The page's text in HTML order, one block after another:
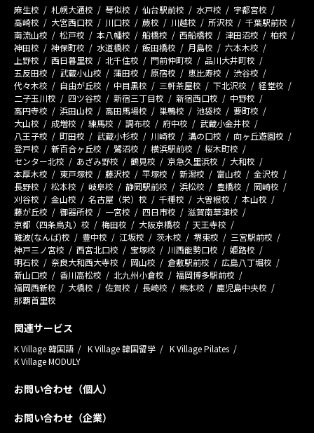
麻生校 札幌大通校 琴似校 仙台駅前校 水戸校
宇都宮校
高崎校
大宮西口校 川口校 蕨校 川越校 所沢校
千葉駅前校
南流山校
松戸校 本八幡校 船橋校 西船橋校 津田沼校
柏校
神田校
神保町校 水道橋校 飯田橋校 月島校
六本木校
上野校
西日暮里校 北千住校 門前仲町校
品川大井町校
五反田校
武蔵小山校 蒲田校 原宿校 恵比寿校
渋谷校
代々木校
自由が丘校 中目黒校 三軒茶屋校 下北沢校
経堂校
二子玉川校
四ツ谷校 新宿三丁目校 新宿西口校
中野校
高円寺校
浜田山校 高田馬場校 巣鴨校 池袋校
要町校
大山校
成増校 練馬校 調布校 府中校
武蔵小金井校
八王子校
町田校 武蔵小杉校 川崎校 溝の口校
向ヶ丘遊園校
登戸校
新百合ヶ丘校 鷺沼校 横浜駅前校
桜木町校
センター北校
あざみ野校 鶴見校 京急久里浜校
大和校
本厚木校
東戸塚校 藤沢校 平塚校 新潟校 富山校
金沢校
長野校
松本校 岐阜校 静岡駅前校 浜松校 豊橋校
岡崎校
刈谷校
金山校 名古屋（栄）校 千種校 大曽根校
本山校
藤が丘校
御器所校 一宮校 四日市校
滋賀南草津校
京都（四条烏丸）校
梅田校 大阪京橋校
天王寺校
難波(なんば)校
豊中校 江坂校 茨木校 堺東校
三宮駅前校
神戸三ノ宮校
西宮北口校 宝塚校 川西能勢口校
姫路校
明石校
奈良大和西大寺校 岡山校 倉敷駅前校
広島八丁堀校
新山口校
香川高松校 北九州小倉校
福岡博多駅前校
福岡西新校
大橋校 佐賀校 長崎校 熊本校
鹿児島中央校
那覇首里校
関連サービス
K Village 韓国語 K Village 韓国留学
K Village Pilates
K Village MODULY
お問い合わせ（個人）
お問い合わせ（企業）